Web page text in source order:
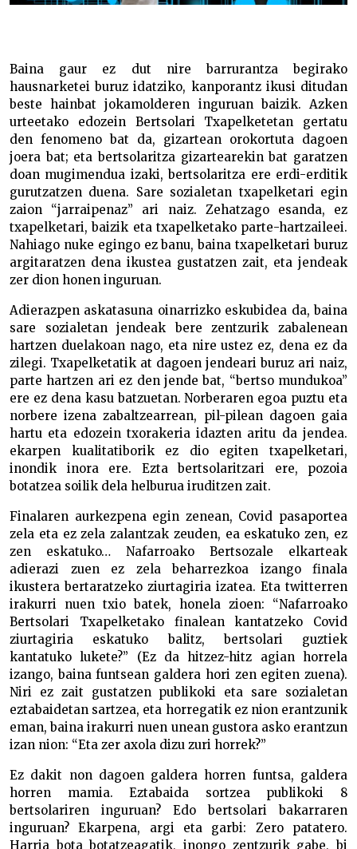
Baina gaur ez dut nire barrurantza begirako
hausnarketei buruz idatziko, kanporantz ikusi ditudan
beste hainbat jokamolderen inguruan baizik. Azken
urteetako edozein Bertsolari Txapelketetan gertatu
den fenomeno bat da, gizartean orokortuta dagoen
joera bat; eta bertsolaritza gizartearekin bat garatzen
doan mugimendua izaki, bertsolaritza ere erdi-erditik
gurutzatzen duena. Sare sozialetan txapelketari egin
zaion “jarraipenaz” ari naiz. Zehatzago esanda, ez
txapelketari, baizik eta txapelketako parte-hartzaileei.
Nahiago nuke egingo ez banu, baina txapelketari buruz
argitaratzen dena ikustea gustatzen zait, eta jendeak
zer dion honen inguruan.
Adierazpen askatasuna oinarrizko eskubidea da, baina
sare sozialetan jendeak bere zentzurik zabalenean
hartzen duelakoan nago, eta nire ustez ez, dena ez da
zilegi. Txapelketatik at dagoen jendeari buruz ari naiz,
parte hartzen ari ez den jende bat, “bertso mundukoa”
ere ez dena kasu batzuetan. Norberaren egoa puztu eta
norbere izena zabaltzearrean, pil-pilean dagoen gaia
hartu eta edozein txorakeria idazten aritu da jendea.
ekarpen kualitatiborik ez dio egiten txapelketari,
inondik inora ere. Ezta bertsolaritzari ere, pozoia
botatzea soilik dela helburua iruditzen zait.
Finalaren aurkezpena egin zenean, Covid pasaportea
zela eta ez zela zalantzak zeuden, ea eskatuko zen, ez
zen eskatuko… Nafarroako Bertsozale elkarteak
adierazi zuen ez zela beharrezkoa izango finala
ikustera bertaratzeko ziurtagiria izatea. Eta twitterren
irakurri nuen txio batek, honela zioen: “Nafarroako
Bertsolari Txapelketako finalean kantatzeko Covid
ziurtagiria eskatuko balitz, bertsolari guztiek
kantatuko lukete?” (Ez da hitzez-hitz agian horrela
izango, baina funtsean galdera hori zen egiten zuena).
Niri ez zait gustatzen publikoki eta sare sozialetan
eztabaidetan sartzea, eta horregatik ez nion erantzunik
eman, baina irakurri nuen unean gustora asko erantzun
izan nion: “Eta zer axola dizu zuri horrek?”
Ez dakit non dagoen galdera horren funtsa, galdera
horren mamia. Eztabaida sortzea publikoki 8
bertsolariren inguruan? Edo bertsolari bakarraren
inguruan? Ekarpena, argi eta garbi: Zero patatero.
Harria bota botatzeagatik, inongo zentzurik gabe, bi